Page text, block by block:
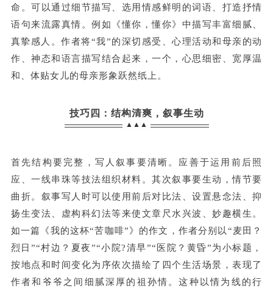
命。可以通过细节描写、选用情感鲜明的词语、打造抒情
语句来流露真情。例如《懂你，懂你》中描写丰富细腻、
真挚感人。作者将“我”的深切感受、心理活动和母亲的动
作、神态和语言描写结合起来，一个，心思细密、宽厚温
和、体贴女儿的母亲形象跃然纸上。
技巧四：结构清爽，叙事生动
▲▲▲
首先结构要完整，写人叙事要清晰。应善于运用前后照
应、一线串珠等技法组织材料。其次叙事要生动，情节要
曲折。叙事写人时可以使用前后对比法、设置悬念法、抑
扬生变法、虚构科幻法等来使文章尺水兴波、妙趣横生。
如一篇《我的这杯“苦咖啡”》的作文，作者分别以“麦田？
烈日”“村边？夏夜”“小院?清早”“医院？黄昏”为小标题，
按地点和时间变化为序依次描绘了四个生活场景，表现了
作者和爷爷之间细腻深厚的祖孙情。这种以情为线的行